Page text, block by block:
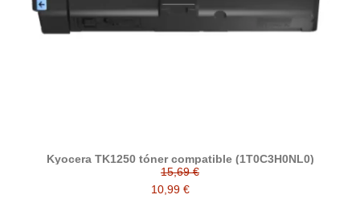
Kyocera TK1250 tóner compatible (1T0C3H0NL0)
15,69 €
10,99 €